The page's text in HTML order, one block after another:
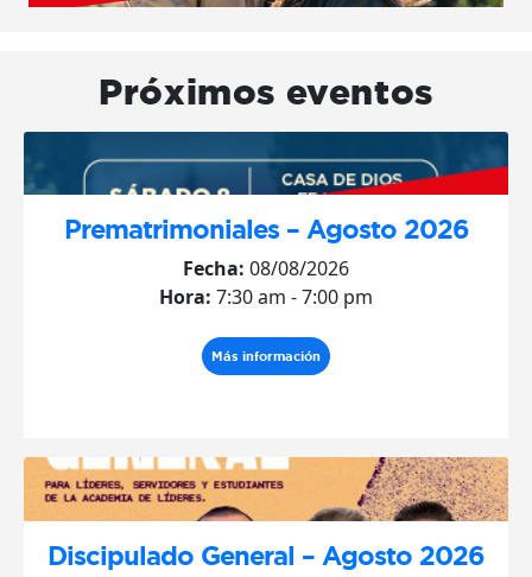
Próximos eventos
Prematrimoniales – Agosto 2026
Fecha: 08/08/2026
Hora: 7:30 am - 7:00 pm
Más información
Discipulado General – Agosto 2026